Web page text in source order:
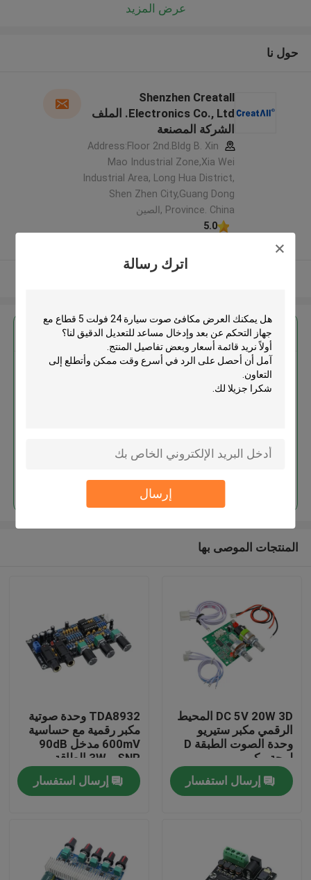
اترك رسالة
إرسال
الصفحة الرئيسية
معلومات عنا
عرض المزيد
حول نا
Shenzhen Creatall
Electronics Co., Ltd. الملف
الشركة المصنعة
Address:Floor 2nd.Bldg B. Xin
Mao Industrial Zone,Xia Wei
Industrial Area, Long Hua District,
Shen Zhen City,Guang Dong
Province. China ,الصين
5.0
احصل على افضل سعر ل
استمر
المنتجات الموصى بها
DC 5V 20W 3D المحيط
الرقمي مكبر ستيريو
وحدة الصوت الطبقة D
لوحة مكبر
إرسال استفسار
TDA8932 وحدة صوتية
مكبر رقمية مع حساسية
600mV مدخل 90dB
SNR و 3W الطاقة
الخارجة
إرسال استفسار